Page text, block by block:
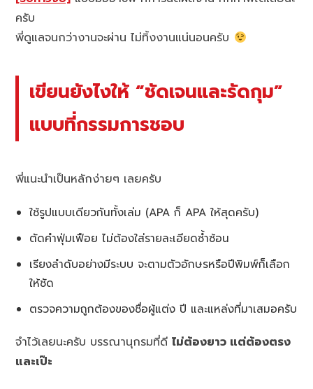
ครับ
พี่ดูแลจนกว่างานจะผ่าน ไม่ทิ้งงานแน่นอนครับ
เขียนยังไงให้ “ชัดเจนและรัดกุม”
แบบที่กรรมการชอบ
พี่แนะนำเป็นหลักง่ายๆ เลยครับ
ใช้รูปแบบเดียวกันทั้งเล่ม (APA ก็ APA ให้สุดครับ)
ตัดคำฟุ่มเฟือย ไม่ต้องใส่รายละเอียดซ้ำซ้อน
เรียงลำดับอย่างมีระบบ จะตามตัวอักษรหรือปีพิมพ์ก็เลือก
ให้ชัด
ตรวจความถูกต้องของชื่อผู้แต่ง ปี และแหล่งที่มาเสมอครับ
จำไว้เลยนะครับ บรรณานุกรมที่ดีไม่ต้องยาว แต่ต้องตรง
และเป๊ะ